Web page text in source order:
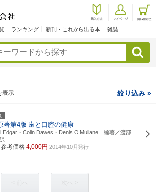
ランキング 新刊・これから出る本 雑誌
検索
表示 絞り込み »
著第4版 歯と口腔の健康
Edgar・Colin Dawes・Denis O Mullane 編著／渡部
考価格 4,000円 2014年10月発行